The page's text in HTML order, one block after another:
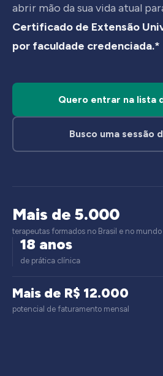
abrir mão da sua vida atual
Certificado de Extensão
por faculdade credenciada.*
Quero entrar na lista
Busco uma sessão
Mais de 5.000
terapeutas formados no Brasil e no mundo
18 anos
de prática clínica
Mais de R$ 12.000
potencial de faturamento mensal